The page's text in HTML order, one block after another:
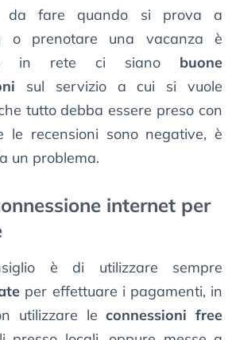
da fare quando si prova a
o prenotare una vacanza è
in rete ci siano buone
sul servizio a cui si vuole
tutto debba essere preso con
le recensioni sono negative, è
un problema.
internet per
è di utilizzare sempre
per effettuare i pagamenti, in
utilizzare leconnessioni free